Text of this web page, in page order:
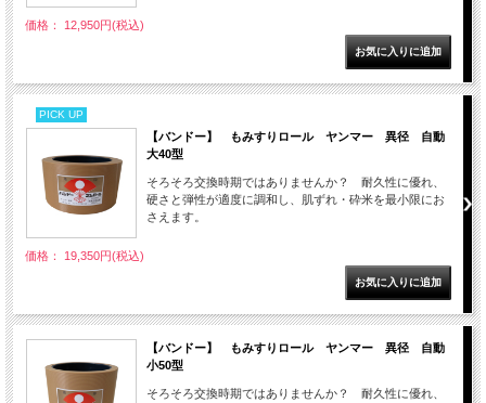
価格： 12,950円(税込)
PICK UP
【バンドー】 もみすりロール ヤンマー 異径 自動
大40型
そろそろ交換時期ではありませんか？ 耐久性に優れ、
硬さと弾性が適度に調和し、肌ずれ・砕米を最小限にお
さえます。
価格： 19,350円(税込)
【バンドー】 もみすりロール ヤンマー 異径 自動
小50型
そろそろ交換時期ではありませんか？ 耐久性に優れ、